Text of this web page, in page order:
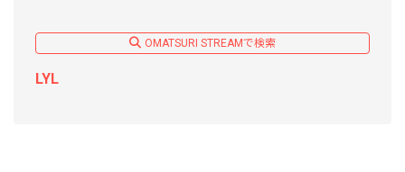
OMATSURI STREAMで検索
LYL